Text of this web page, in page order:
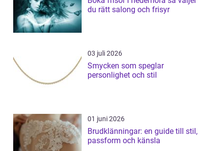
du rätt salong och frisyr
03 juli 2026
Smycken som speglar
personlighet och stil
01 juni 2026
Brudklänningar: en guide till stil,
passform och känsla